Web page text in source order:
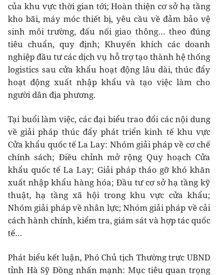
của khu vực thời gian tới; Hoàn thiện cơ sở hạ tầng
kho bãi, máy móc thiết bị, yêu cầu về đảm bảo vệ
sinh môi trường, đấu nối giao thông… theo đúng
tiêu chuẩn, quy định; Khuyến khích các doanh
nghiệp đầu tư các dịch vụ hỗ trợ tạo thành hệ thống
logistics sau cửa khẩu hoạt động lâu dài, thúc đẩy
hoạt động xuất nhập khẩu và tạo việc làm cho
người dân địa phương.
Tại buổi làm việc, các đại biểu trao đổi các nội dung
về giải pháp thúc đẩy phát triển kinh tế khu vực
Cửa khẩu quốc tế La Lay: Nhóm giải pháp về cơ chế
chính sách; Điều chỉnh mở rộng Quy hoạch Cửa
khẩu quốc tế La Lay; Giải pháp tháo gỡ khó khăn
xuất nhập khẩu hàng hóa; Đầu tư cơ sở hạ tầng kỹ
thuật, hạ tầng xã hội trong khu vực cửa khẩu;
Nhóm giải pháp về nhân lực; Nhóm giải pháp về cải
cách hành chính, kiểm tra, giám sát và hợp tác quốc
tế…
Phát biểu kết luận, Phó Chủ tịch Thường trực UBND
tỉnh Hà Sỹ Đồng nhấn mạnh: Mục tiêu quan trọng